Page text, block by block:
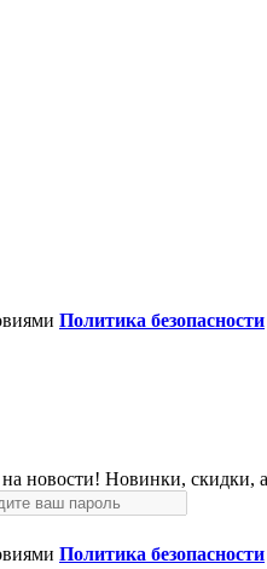
Политика безопасности
новости! Новинки, скидки,
Политика безопасности